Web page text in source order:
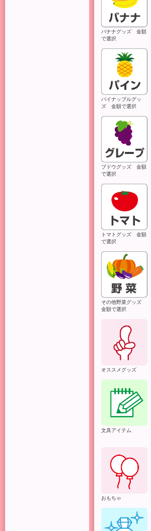
バナナグッズ 金額
で選択
パイナップルグッ
ズ 金額で選択
ブドウグッズ 金額
で選択
トマトグッズ 金額
で選択
その他野菜グッズ
金額で選択
オススメグッズ
文具アイテム
おもちゃ